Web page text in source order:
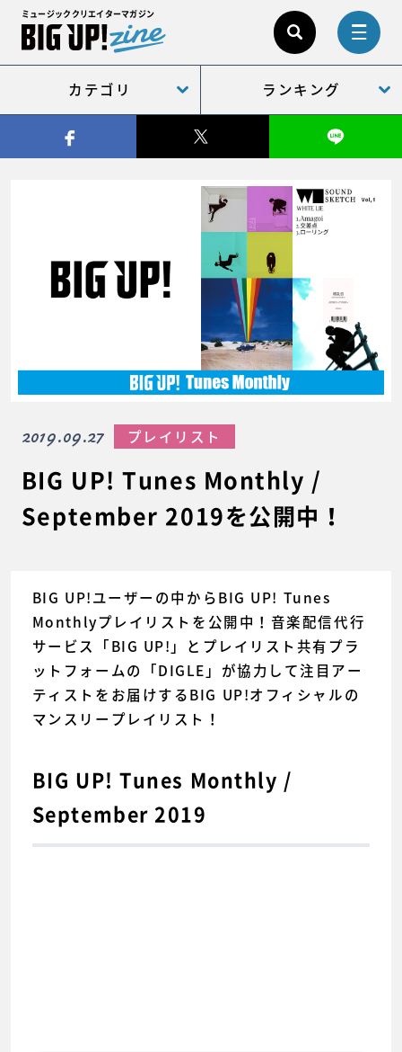
ミュージッククリエイターマガジン
カテゴリ ランキング
BIG UP! Tunes Monthly /
September 2019を公開中！
2019.09.27 プレイリスト
BIG UP!ユーザーの中からBIG UP! Tunes
Monthlyプレイリストを公開中！音楽配信代行
サービス「BIG UP!」とプレイリスト共有プラ
ットフォームの「DIGLE」が協力して注目アー
ティストをお届けするBIG UP!オフィシャルの
マンスリープレイリスト！
BIG UP! Tunes Monthly /
September 2019